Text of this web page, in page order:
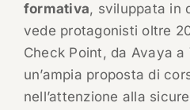
formativa, sviluppata in
vede protagonisti oltre
Check Point, da Avaya a
un’ampia proposta di
nell’attenzione alla